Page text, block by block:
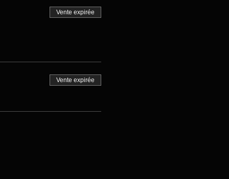
Vente expirée
Vente expirée